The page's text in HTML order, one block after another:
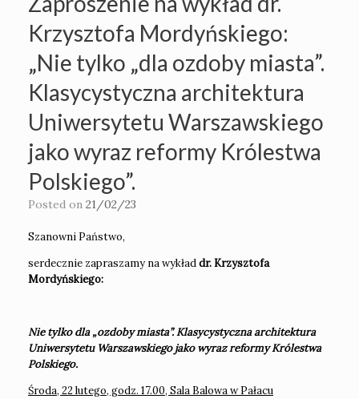
Krzysztofa Mordyńskiego:
„Nie tylko „dla ozdoby miasta”.
Klasycystyczna architektura
Uniwersytetu Warszawskiego
jako wyraz reformy Królestwa
Polskiego”.
Posted on 21/02/23
Szanowni Państwo,
serdecznie zapraszamy na wykładdr. Krzysztofa
Mordyńskiego:
Nie tylko dla „ozdoby miasta”. Klasycystyczna architektura
Uniwersytetu Warszawskiego jako wyraz reformy Królestwa
Polskiego.
Środa, 22 lutego, godz. 17.00, Sala Balowa w Pałacu